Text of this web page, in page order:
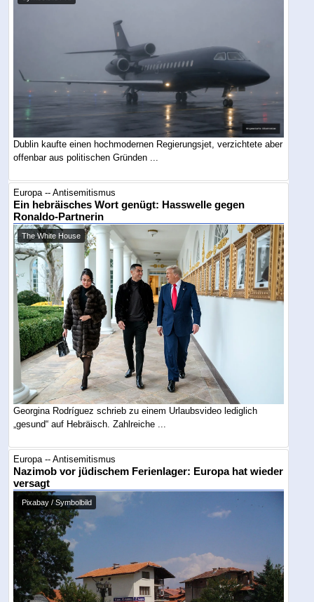
Dublin kaufte einen hochmodernen Regierungsjet, verzichtete aber
offenbar aus politischen Gründen ...
Europa -- Antisemitismus
Ein hebräisches Wort genügt: Hasswelle gegen
Ronaldo-Partnerin
The White House
Georgina Rodríguez schrieb zu einem Urlaubsvideo lediglich
„gesund“ auf Hebräisch. Zahlreiche ...
Europa -- Antisemitismus
Nazimob vor jüdischem Ferienlager: Europa hat wieder
versagt
Pixabay / Symbolbild